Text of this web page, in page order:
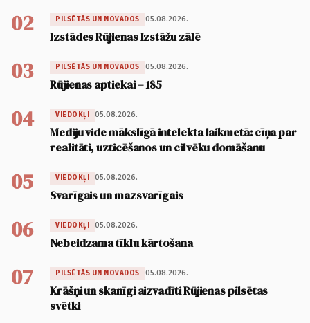
02 PILSĒTĀS UN NOVADOS 05.08.2026.
Izstādes Rūjienas Izstāžu zālē
03 PILSĒTĀS UN NOVADOS 05.08.2026.
Rūjienas aptiekai – 185
04 VIEDOKĻI 05.08.2026.
Mediju vide mākslīgā intelekta laikmetā: cīņa par
realitāti, uzticēšanos un cilvēku domāšanu
05 VIEDOKĻI 05.08.2026.
Svarīgais un mazsvarīgais
06 VIEDOKĻI 05.08.2026.
Nebeidzama tīklu kārtošana
07 PILSĒTĀS UN NOVADOS 05.08.2026.
Krāšņi un skanīgi aizvadīti Rūjienas pilsētas
svētki